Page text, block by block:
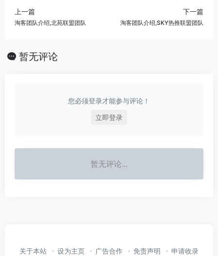
上一篇
淘客团队介绍,北苑联盟团队
下一篇
淘客团队介绍,SKY热推联盟团队
暂无评论
您必须登录才能参与评论！
立即登录
暂无评论...
关于本站 设为主页 广告合作 免责声明 申请收录